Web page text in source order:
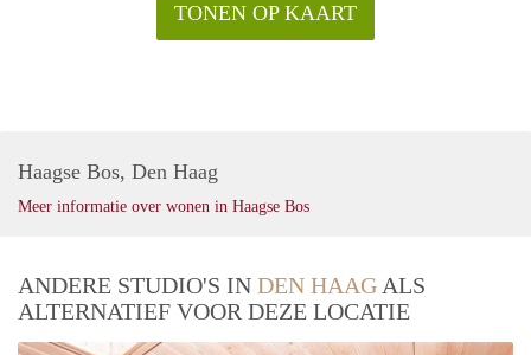
TONEN OP KAART
Haagse Bos, Den Haag
Meer informatie over wonen in Haagse Bos
ANDERE STUDIO'S IN DEN HAAG ALS
ALTERNATIEF VOOR DEZE LOCATIE